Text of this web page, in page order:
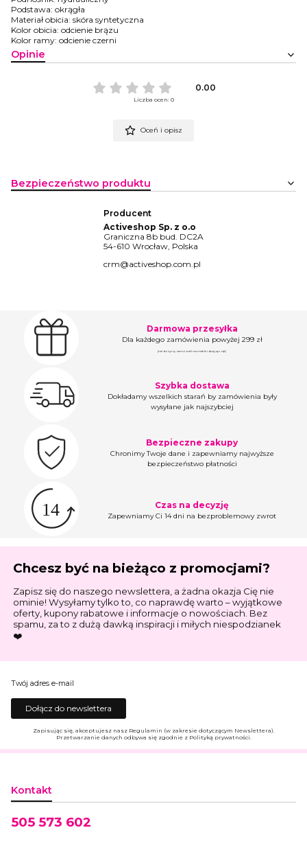
Podstawa: okrągła
Materiał obicia: skóra syntetyczna
Kolor obicia: odcienie brązu
Kolor ramy: odcienie czerni
Opinie
0.00
Liczba ocen: 0
Oceń i opisz
Bezpieczeństwo produktu
Producent
Activeshop Sp. z o.o
Graniczna 8b bud. DC2A
54-610 Wrocław, Polska
crm@activeshop.com.pl
Darmowa przesyłka
Dla każdego zamówienia powyżej 299 zł
(nie dotyczy zamówień na meble i duży sprzęt)
Szybka dostawa
Dokładamy wszelkich starań by zamówienia były
wysyłane jak najszybciej
Bezpieczne zakupy
Chronimy Twoje dane i zapewniamy najwyższe
bezpieczeństwo płatności
Czas na decyzję
Zapewniamy Ci 14 dni na bezproblemowy zwrot
Chcesz być na bieżąco z promocjami?
Zapisz się do naszego newslettera, a żadna okazja Cię nie
ominie! Wysyłamy tylko to, co naprawdę warto – wyjątkowe
oferty, kupony rabatowe i informacje o nowościach. Bez
spamu, za to z dużą dawką inspiracji i miłych niespodzianek
❤️
Twój adres e-mail
Dołącz do newslettera
Zapisując się, akceptujesz nasz Regulamin (w zakresie dotyczącym Newslettera).
Przetwarzanie danych odbywa się zgodnie z Polityką prywatności.
Kontakt
505 573 602